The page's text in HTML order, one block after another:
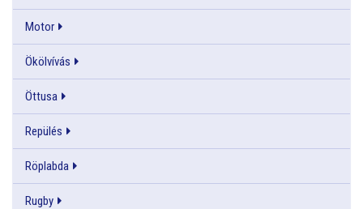
Motor
Ökölvívás
Öttusa
Repülés
Röplabda
Rugby